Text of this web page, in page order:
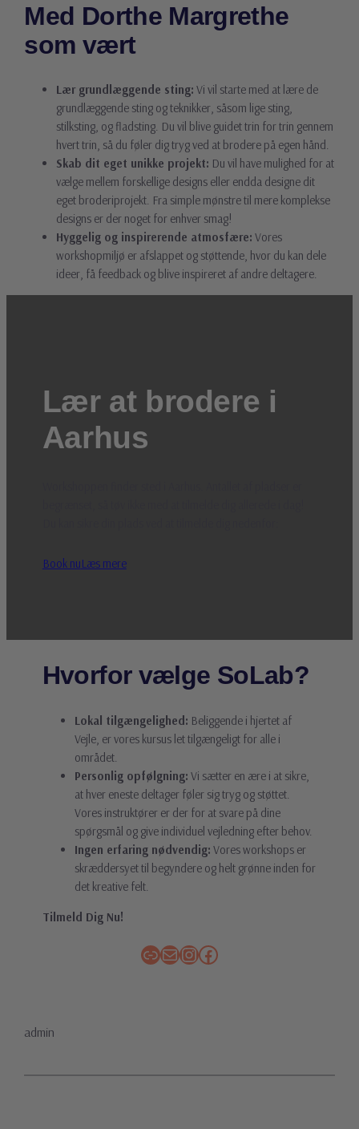
Med Dorthe Margrethe
som vært
Lær grundlæggende sting: Vi vil starte med at lære de
grundlæggende sting og teknikker, såsom lige sting,
stilksting, og fladsting. Du vil blive guidet trin for trin gennem
hvert trin, så du føler dig tryg ved at brodere på egen hånd.
Skab dit eget unikke projekt: Du vil have mulighed for at
vælge mellem forskellige designs eller endda designe dit
eget broderiprojekt. Fra simple mønstre til mere komplekse
designs er der noget for enhver smag!
Hyggelig og inspirerende atmosfære: Vores
workshopmiljø er afslappet og støttende, hvor du kan dele
ideer, få feedback og blive inspireret af andre deltagere.
Lær at brodere i
Aarhus
Book nuLæs mere
Hvorfor vælge SoLab?
Lokal tilgængelighed: Beliggende i hjertet af
Vejle, er vores kursus let tilgængeligt for alle i
området.
Personlig opfølgning: Vi sætter en ære i at sikre,
at hver eneste deltager føler sig tryg og støttet.
Vores instruktører er der for at svare på dine
spørgsmål og give individuel vejledning efter behov.
Ingen erfaring nødvendig: Vores workshops er
skræddersyet til begyndere og helt grønne inden for
det kreative felt.
Tilmeld Dig Nu!
LinkMailInstagram
Facebook
admin